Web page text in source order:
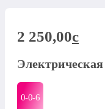
2 250,00c
0-0-6